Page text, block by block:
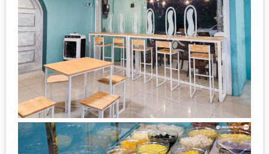
–
บาร์บีคิว
สาว
เหนือ
กับ
สลัด
หนุ่ม